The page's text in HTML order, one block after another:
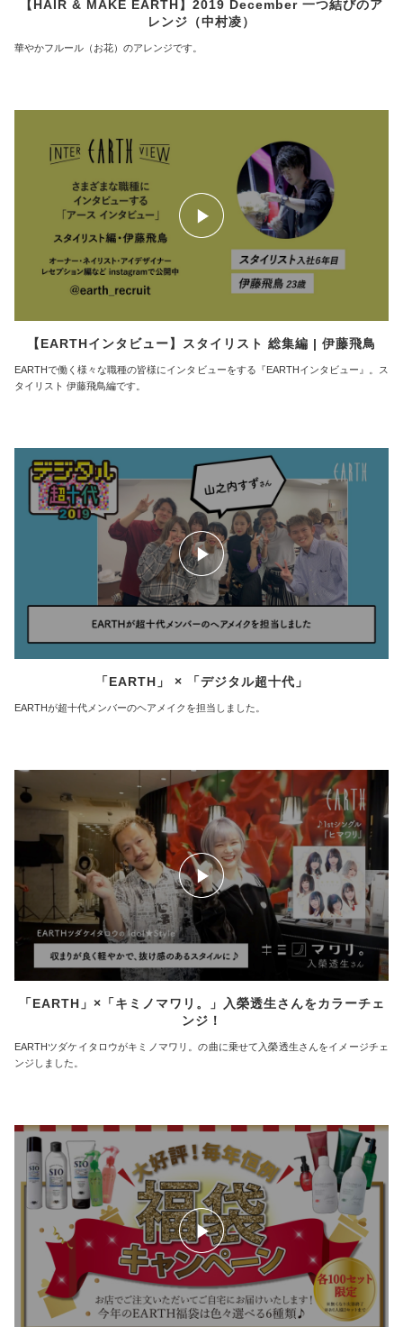
【HAIR & MAKE EARTH】2019 December 一つ結びのア
レンジ（中村凌）
華やかフルール（お花）のアレンジです。
【EARTHインタビュー】スタイリスト 総集編 | 伊藤飛鳥
EARTHで働く様々な職種の皆様にインタビューをする『EARTHインタビュー』。ス
タイリスト 伊藤飛鳥編です。
「EARTH」 × 「デジタル超十代」
EARTHが超十代メンバーのヘアメイクを担当しました。
「EARTH」×「キミノマワリ。」入榮透生さんをカラーチェ
ンジ！
EARTHツダケイタロウがキミノマワリ。の曲に乗せて入榮透生さんをイメージチェ
ンジしました。